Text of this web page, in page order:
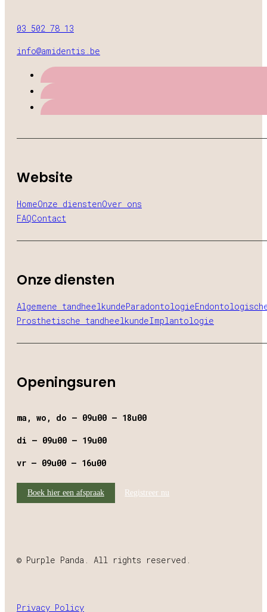
03 502 78 13
info@amidentis.be
Website
HomeOnze dienstenOver ons
FAQContact
Onze diensten
Algemene tandheelkundeParadontologie
Prosthetische tandheelkundeImplantologie
Openingsuren
ma, wo, do – 09u00 – 18u00
di – 09u00 – 19u00
vr – 09u00 – 16u00
Boek hier een afspraak Registreer nu
© Purple Panda. All rights reserved.
Privacy Policy